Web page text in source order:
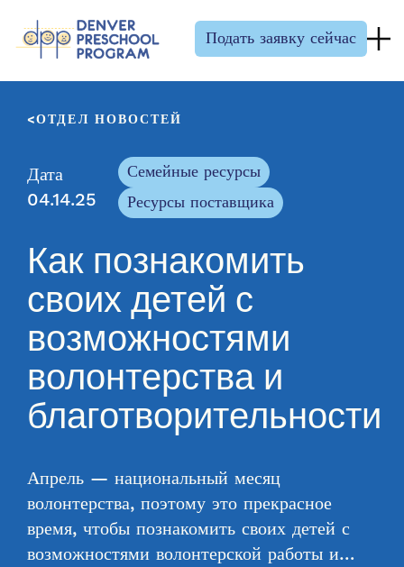
Подать заявку сейчас
ОТДЕЛ НОВОСТЕЙ
Дата
04.14.25
Семейные ресурсы
Ресурсы поставщика
Как познакомить
своих детей с
возможностями
волонтерства и
благотворительности
Апрель — национальный месяц
волонтерства, поэтому это прекрасное
время, чтобы познакомить своих детей с
возможностями волонтерской работы и…